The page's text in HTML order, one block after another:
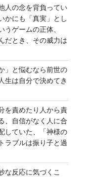
人の念を背負ってい
かにも「真実」とし
ゲームの正体、
だとき、その威力は
」と悩むなら前世の
生は自分で決めてき
を責めたり人から責
、自信がなく人に合
していた、「神様の
ブルは振り子と過
な反応に気づくこ